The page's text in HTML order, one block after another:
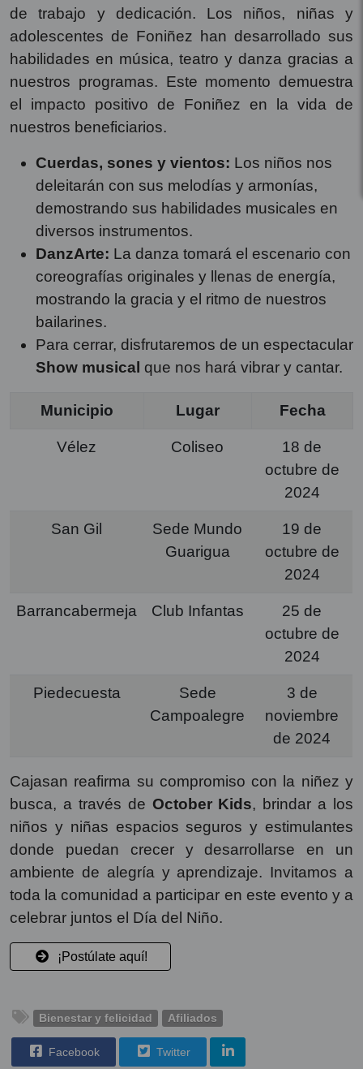
de trabajo y dedicación. Los niños, niñas y
adolescentes de Foniñez han desarrollado sus
habilidades en música, teatro y danza gracias a
nuestros programas. Este momento demuestra
el impacto positivo de Foniñez en la vida de
nuestros beneficiarios.
Cuerdas, sones y vientos: Los niños nos
deleitarán con sus melodías y armonías,
demostrando sus habilidades musicales en
diversos instrumentos.
DanzArte: La danza tomará el escenario con
coreografías originales y llenas de energía,
mostrando la gracia y el ritmo de nuestros
bailarines.
Para cerrar, disfrutaremos de un espectacular
Show musical que nos hará vibrar y cantar.
Municipio Lugar Fecha
Vélez Coliseo
18 de
octubre de
2024
San Gil
Sede Mundo
Guarigua
19 de
octubre de
2024
Barrancabermeja Club Infantas
25 de
octubre de
2024
Piedecuesta
Sede
Campoalegre
3 de
noviembre
de 2024
Cajasan reafirma su compromiso con la niñez y
busca, a través de October Kids, brindar a los
niños y niñas espacios seguros y estimulantes
donde puedan crecer y desarrollarse en un
ambiente de alegría y aprendizaje. Invitamos a
toda la comunidad a participar en este evento y a
celebrar juntos el Día del Niño.
¡Postúlate aquí!
Bienestar y felicidad Afiliados
Facebook Twitter